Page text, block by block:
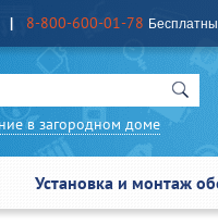
8-800-600-01-78
в загородном доме
Установка и монтаж